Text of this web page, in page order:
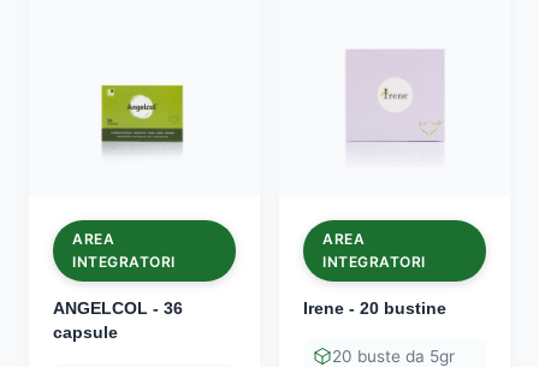
AREA
INTEGRATORI
ANGELCOL - 36
capsule
AREA
INTEGRATORI
Irene - 20 bustine
20 buste da 5gr